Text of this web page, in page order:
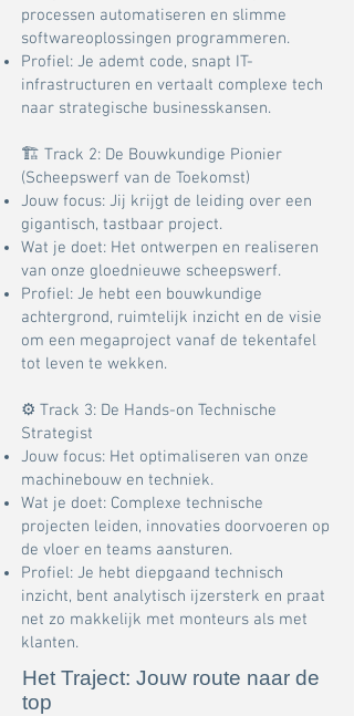
processen automatiseren en slimme
softwareoplossingen programmeren.
Profiel: Je ademt code, snapt IT-
infrastructuren en vertaalt complexe tech
naar strategische businesskansen.
🏗️ Track 2: De Bouwkundige Pionier
(Scheepswerf van de Toekomst)
Jouw focus: Jij krijgt de leiding over een
gigantisch, tastbaar project.
Wat je doet: Het ontwerpen en realiseren
van onze gloednieuwe scheepswerf.
Profiel: Je hebt een bouwkundige
achtergrond, ruimtelijk inzicht en de visie
om een megaproject vanaf de tekentafel
tot leven te wekken.
⚙️ Track 3: De Hands-on Technische
Strategist
Jouw focus: Het optimaliseren van onze
machinebouw en techniek.
Wat je doet: Complexe technische
projecten leiden, innovaties doorvoeren op
de vloer en teams aansturen.
Profiel: Je hebt diepgaand technisch
inzicht, bent analytisch ijzersterk en praat
net zo makkelijk met monteurs als met
klanten.
Het Traject: Jouw route naar de
top